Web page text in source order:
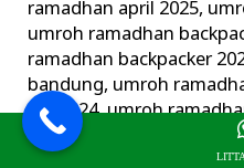
ramadhan april 2025,
umroh ramadhan
ramadhan backpacker
bandung, umroh
full 2024,umroh
ramadhan harga
umroh
umroh